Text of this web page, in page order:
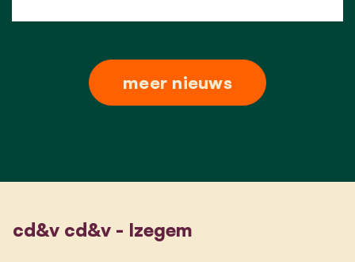
meer nieuws
cd&v cd&v - Izegem